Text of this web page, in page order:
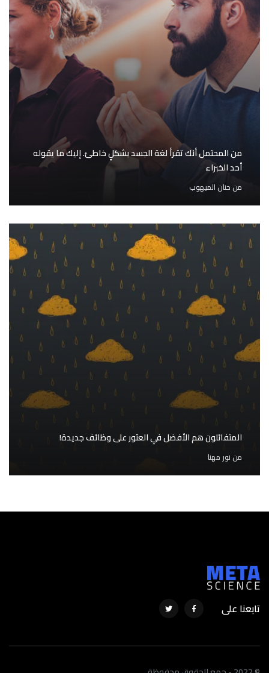
من المحتمل أنك تقرأ لغة الجسد بشكلٍ خاطئ. إليك ما يقوله
أحد الخبراء
من حنان الميهوب
المتفائلون هم الأفضل في العثور على وظائف جديدة!
من نور مهنا
تابعنا على